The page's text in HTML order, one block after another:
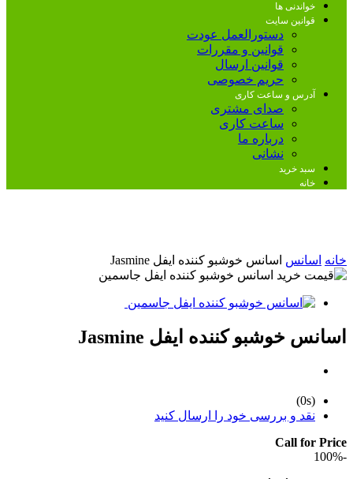
خواندنی ها
قوانین سایت
دستورالعمل عودت
قوانین و مقررات
قوانین ارسال
حریم خصوصی
آدرس و ساعت کاری
صدای مشتری
ساعت کاری
درباره ما
نشانی
سبد خرید
خانه
خانه اسانس اسانس خوشبو کننده ایفل Jasmine
اسانس خوشبو کننده ایفل Jasmine
(0s)
نقد و بررسی خود را ارسال کنید
Call for Price
-100%